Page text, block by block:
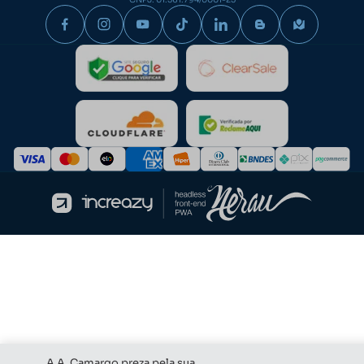
secundário/secundário à bomba;
Tubos injetores e ejetores;
Anéis de borracha para pescador do motor;
Reparo antifiltro completo com copos ABS e tampas de
Cabeçotes simples e duplos do filtro;
Bombas rotativas de transferência manual já com filtro
— opções com vazão de 30 litros por minuto;
Bombas de sucção para óleo — modelos de 500gr;
todos os tipos de motores a diesel.
Seja qual for a necessidade do seu motor, aqui temos a peça
ideal. Escolha as suas e aproveite para deixar seu veículo